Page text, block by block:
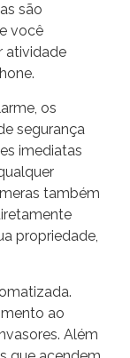
são
você
atividade
os
segurança
imediatas
também
propriedade,
ao
Além